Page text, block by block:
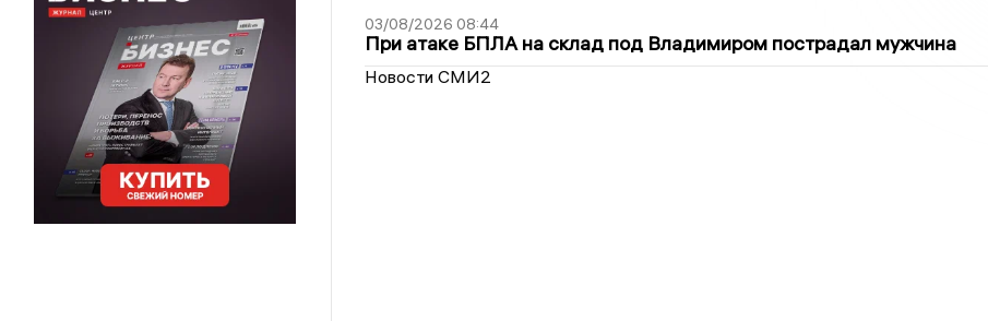
03/08/2026 08:44
При атаке БПЛА на склад под Владимиром пострадал мужчина
Новости СМИ2